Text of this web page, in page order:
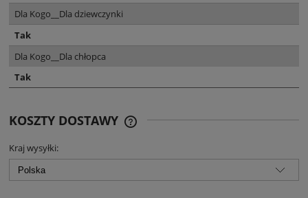
Dla Kogo__Dla dziewczynki
Tak
Dla Kogo__Dla chłopca
Tak
KOSZTY DOSTAWY
Kraj wysyłki: